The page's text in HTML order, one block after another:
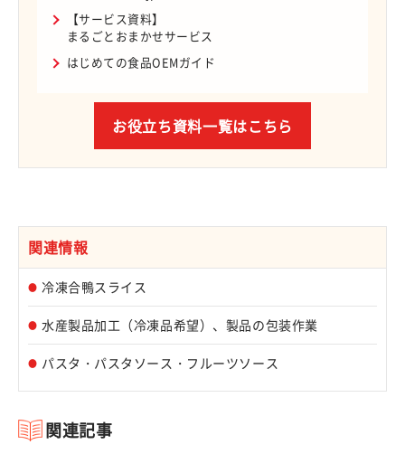
【サービス資料】
まるごとおまかせサービス
はじめての食品OEMガイド
お役立ち資料一覧はこちら
関連情報
冷凍合鴨スライス
水産製品加工（冷凍品希望）、製品の包装作業
パスタ・パスタソース・フルーツソース
関連記事